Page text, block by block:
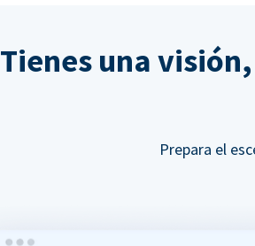
Tienes una
Prepara el